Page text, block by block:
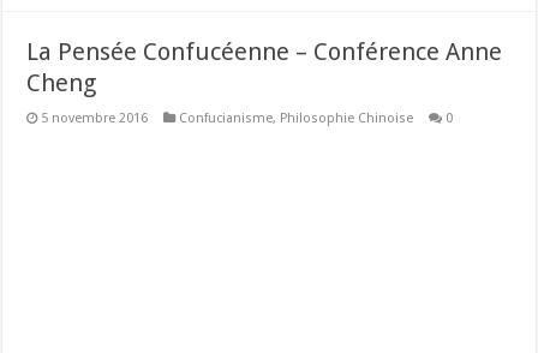
La Pensée Confucéenne – Conférence Anne
Cheng
5 novembre 2016 Confucianisme, Philosophie Chinoise 0